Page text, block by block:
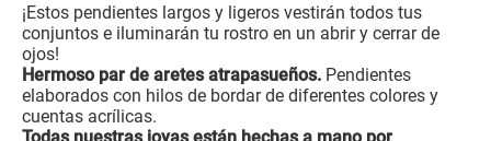
¡Estos pendientes largos y ligeros vestirán todos tus
conjuntos e iluminarán tu rostro en un abrir y cerrar de
ojos!
Hermoso par de aretes atrapasueños. Pendientes
elaborados con hilos de bordar de diferentes colores y
cuentas acrílicas.